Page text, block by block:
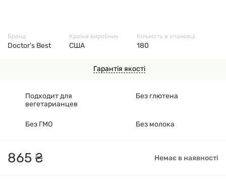
Гарантія якості
865 ₴ Немає в наявності
Подходит для
вегетарианцев
Без глютена
Без ГМО Без молока
Бренд
Doctor's Best
Країна виробник
США
Кількість в упаковці
180